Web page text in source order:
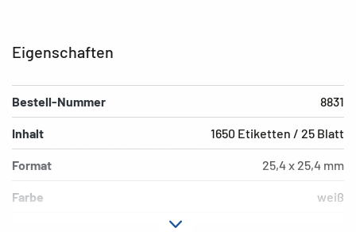
Eigenschaften
Bestell-Nummer 8831
Inhalt 1650 Etiketten / 25 Blatt
Format 25,4 x 25,4 mm
Farbe weiß